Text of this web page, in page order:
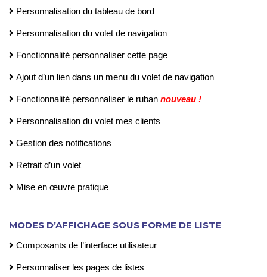
Personnalisation du tableau de bord
Personnalisation du volet de navigation
Fonctionnalité personnaliser cette page
Ajout d’un lien dans un menu du volet de navigation
Fonctionnalité personnaliser le ruban nouveau !
Personnalisation du volet mes clients
Gestion des notifications
Retrait d’un volet
Mise en œuvre pratique
MODES D’AFFICHAGE SOUS FORME DE LISTE
Composants de l’interface utilisateur
Personnaliser les pages de listes